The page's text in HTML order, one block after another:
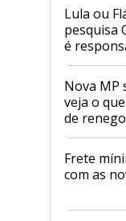
Lula ou
pesquisa
é
tarifaço
Nova MP
veja o
de
Frete
com as